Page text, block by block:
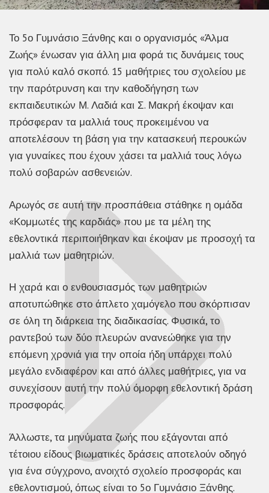
Το 5ο Γυμνάσιο Ξάνθης και ο οργανισμός «Άλμα
Ζωής» ένωσαν για άλλη μια φορά τις δυνάμεις τους
για πολύ καλό σκοπό. 15 μαθήτριες του σχολείου με
την παρότρυνση και την καθοδήγηση των
εκπαιδευτικών Μ. Λαδιά και Σ. Μακρή έκοψαν και
πρόσφεραν τα μαλλιά τους προκειμένου να
αποτελέσουν τη βάση για την κατασκευή περουκών
για γυναίκες που έχουν χάσει τα μαλλιά τους λόγω
πολύ σοβαρών ασθενειών.
Αρωγός σε αυτή την προσπάθεια στάθηκε η ομάδα
«Κομμωτές της καρδιάς» που με τα μέλη της
εθελοντικά περιποιήθηκαν και έκοψαν με προσοχή τα
μαλλιά των μαθητριών.
Η χαρά και ο ενθουσιασμός των μαθητριών
αποτυπώθηκε στο άπλετο χαμόγελο που σκόρπισαν
σε όλη τη διάρκεια της διαδικασίας. Φυσικά, το
ραντεβού των δύο πλευρών ανανεώθηκε για την
επόμενη χρονιά για την οποία ήδη υπάρχει πολύ
μεγάλο ενδιαφέρον και από άλλες μαθήτριες, για να
συνεχίσουν αυτή την πολύ όμορφη εθελοντική δράση
προσφοράς.
Άλλωστε, τα μηνύματα ζωής που εξάγονται από
τέτοιου είδους βιωματικές δράσεις αποτελούν οδηγό
για ένα σύγχρονο, ανοιχτό σχολείο προσφοράς και
εθελοντισμού, όπως είναι το 5ο Γυμνάσιο Ξάνθης.